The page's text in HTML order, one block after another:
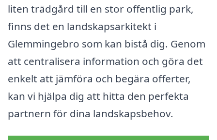
liten trädgård till en stor offentlig park,
finns det en landskapsarkitekt i
Glemmingebro som kan bistå dig. Genom
att centralisera information och göra det
enkelt att jämföra och begära offerter,
kan vi hjälpa dig att hitta den perfekta
partnern för dina landskapsbehov.